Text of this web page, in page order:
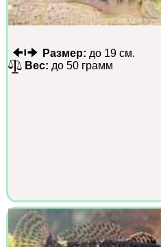
Размер: до 19 см.
Вес: до 50 грамм